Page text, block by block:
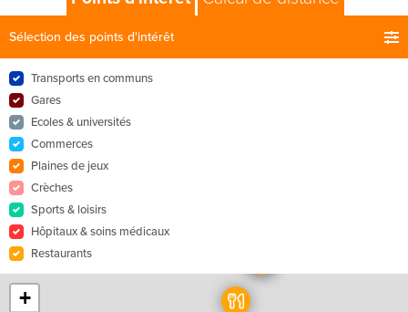
Sélection des points d'intérêt
Transports en communs
Gares
Ecoles & universités
Commerces
Plaines de jeux
Crèches
Sports & loisirs
Hôpitaux & soins médicaux
Restaurants
+